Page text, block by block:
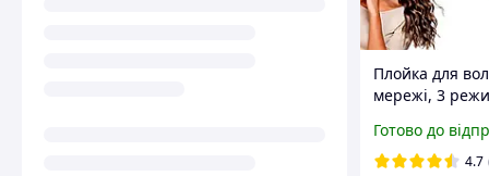
Плойка для
мережі, 3
автоматичної
волосся
Готово до
4.7